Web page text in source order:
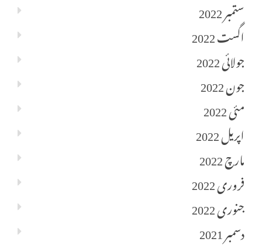
ستمبر 2022
اگست 2022
جولائی 2022
جون 2022
مئی 2022
اپریل 2022
مارچ 2022
فروری 2022
جنوری 2022
دسمبر 2021